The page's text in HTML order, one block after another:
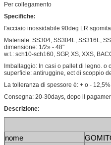
Per collegamento
Specifiche:
l'acciaio inossidabile 90deg LR
Materiale: SS304, SS304L, SS316L,
dimensione: 1/2» - 48"
w.t.: sch10-sch160, SGP, XS, XXS,
Imballaggio: In casi o pallet di legno. o
superficie: antiruggine, ect di scoppio
La tolleranza di spessore è: + o - 12,5%
Consegna: 20-30days, dopo il
Descrizione:
nome